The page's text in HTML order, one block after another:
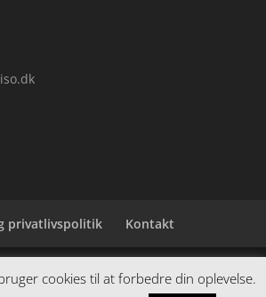
privatlivspolitik Kontakt
samler et bredt udvalg af
Siden er et affiiliatesite, og nogle
cookies til at forbedre din oplevelse.